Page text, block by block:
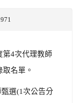
第4次代理教師
名單。
選(1次公告分